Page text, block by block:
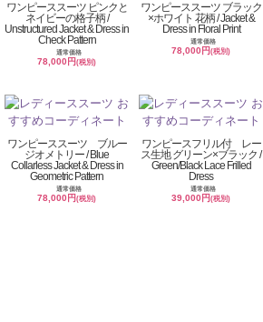
ワンピーススーツ ピンクと
ネイビーの格子柄 /
Unstructured Jacket & Dress in
Check Pattern
通常価格
78,000円(税別)
ワンピーススーツ ブラック
×ホワイト 花柄 / Jacket &
Dress in Floral Print
通常価格
78,000円(税別)
ワンピーススーツ ブルー
ジオメトリー / Blue
Collarless Jacket & Dress in
Geometric Pattern
通常価格
78,000円(税別)
ワンピースフリル付 レー
ス生地 グリーン×ブラック /
Green/Black Lace Frilled
Dress
通常価格
39,000円(税別)